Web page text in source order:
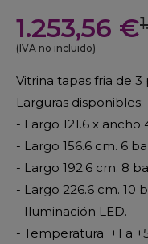
1.253,56 €
(IVA no incluido)
Vitrina tapas fria de 3
Larguras disponibles:
- Largo 121.6 x
- Largo 156.6 cm. 6
- Largo 192.6 cm. 8
- Largo 226.6 cm. 10
- Iluminación LED.
- Temperatura +1 a